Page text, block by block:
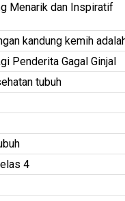
Menarik dan Inspiratif
kandung kemih
Penderita Gagal Ginjal
tubuh
4